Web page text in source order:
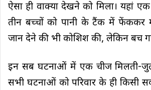
ऐसा ही वाक्या देखने को मिला। यहां
तीन बच्चों को पानी के टैंक में फेंककर
जान देने की भी कोशिश की, लेकिन बच
इन सब घटनाओं में एक चीज मिलती-
सभी घटनाओं को परिवार के ही किसी